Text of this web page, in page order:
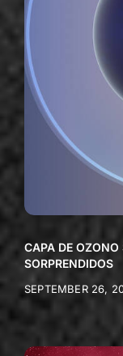
CAPA DE OZONO
SORPRENDIDOS
SEPTEMBER 26,